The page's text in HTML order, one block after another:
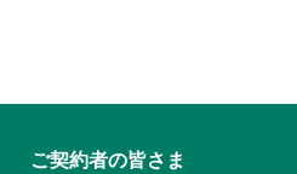
ご契約者の皆さま